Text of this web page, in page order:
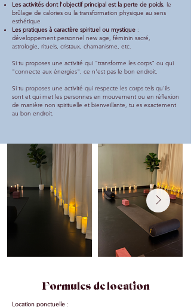
Les activités dont l'objectif principal est la perte de poids, le
brûlage de calories ou la transformation physique au sens
esthétique
Les pratiques à caractère spirituel ou mystique :
développement personnel new age, féminin sacré,
astrologie, rituels, cristaux, chamanisme, etc.
Si tu proposes une activité qui "transforme les corps" ou qui
"connecte aux énergies", ce n'est pas le bon endroit.
Si tu proposes une activité qui respecte les corps tels qu'ils
sont et qui met les personnes en mouvement ou en réflexion
de manière non spirituelle et bienveillante, tu es exactement
au bon endroit.
Formules de location
Location ponctuelle :